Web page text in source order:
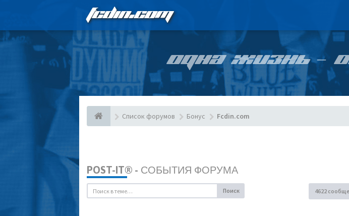
FCDIN.COM
ОДНА ЖИЗНЬ –
Список форумов Бонус Fcdin.com
POST-IT® - СОБЫТИЯ ФОРУМА
Поиск 4622